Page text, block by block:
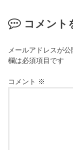
コメント
メールアドレスが
欄は必須項目です
コメント ※